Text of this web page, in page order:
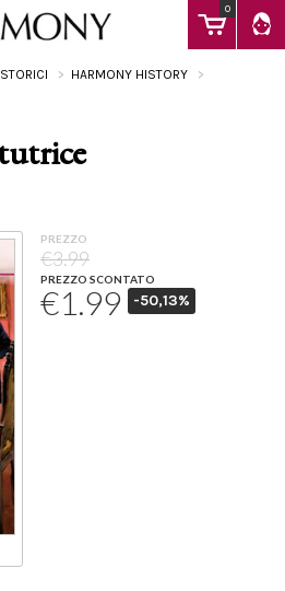
0
STORICI
HARMONY HISTORY
PREZZO
€3.99
PREZZO SCONTATO
€1.99 -50,13%